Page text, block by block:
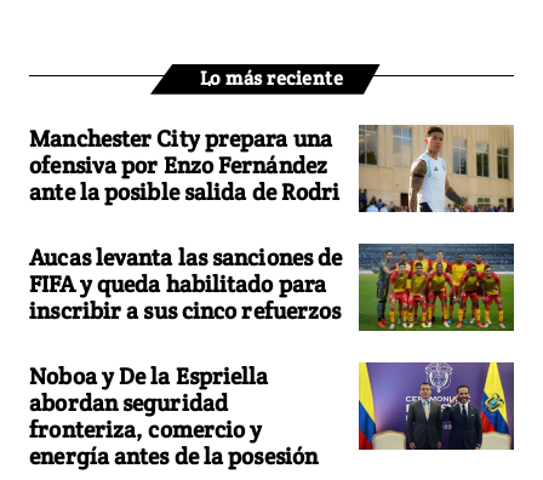
Lo más reciente
Manchester City prepara una
ofensiva por Enzo Fernández
ante la posible salida de Rodri
Aucas levanta las sanciones de
FIFA y queda habilitado para
inscribir a sus cinco refuerzos
Noboa y De la Espriella
abordan seguridad
fronteriza, comercio y
energía antes de la posesión